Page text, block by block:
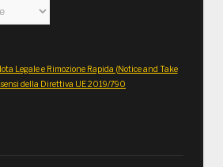
Legale e Rimozione Rapida (Notice and Take
sensi della Direttiva UE 2019/790